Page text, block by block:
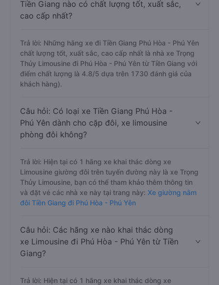
Tiền Giang nào có chất lượng tốt, xuất sắc,
cao cấp nhất?
Trả lời: Những hãng xe đi Tiền Giang Phú Hòa - Phú Yên
chất lượng tốt, xuất sắc, cao cấp nhất là nhà xe Trọng
Thủy Limousine đi Phú Hòa - Phú Yên từ Tiền Giang với
điểm chất lượng là 4.8/5 dựa trên 1730 đánh giá của
khách hàng).
Câu hỏi: Có loại xe Tiền Giang Phú Hòa -
Phú Yên dành cho cặp đôi, xe limousine
phòng đôi không?
Trả lời: Hiện tại có 1 hãng xe khai thác dòng xe
Limousine giường đôi trên tuyến đường này là xe Trọng
Thủy Limousine, bạn có thể tham khảo thêm thông tin
và đặt vé các nhà xe này tại trang này: Xe giường nằm
đôi Tiền Giang đi Phú Hòa - Phú Yên
Câu hỏi: Các hãng xe nào khai thác dòng
xe Limousine đi Phú Hòa - Phú Yên từ Tiền
Giang?
Trả lời: Hiện tại có 1 hãng xe khai thác dòng xe